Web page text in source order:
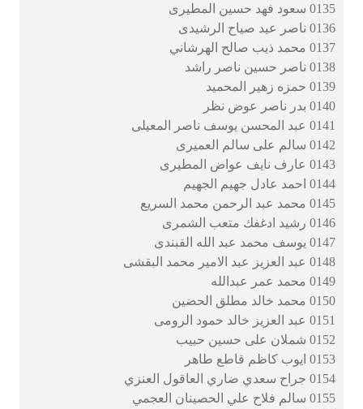
0135 سعود فهد حسين المطيرى
0136 ناصر عيد صياح الرشيدى
0137 محمد ذيب صالح الهرشاني
0138 ناصر حسين ناصر راشد
0139 حمزه زهير المحميد
0140 بدر ناصر عوض نظر
0141 عبد المحسن يوسف ناصر المعيلى
0142 سالم على سالم العميرى
0143 عارف نايف عواض المطيرى
0144 احمد عادل جهيم الجهيم
0145 محمد عبد الرحمن محمد السريع
0146 رشيد ادغفك متعب الشمرى
0147 يوسف محمد عبد الله القبندى
0148 عبد العزيز عبد الامير محمد البقشى
0149 محمد عمر عبدالله
0150 محمد خالد مطلق الحضين
0151 عبد العزيز خالد حمود الرومى
0152 شملان على حسين حبيب
0153 ايوب كاظم قاطع طاهر
0154 جراح سعدي ضاري العاقول العنزي
0155 سالم فلاح علي الحصينان العجمي